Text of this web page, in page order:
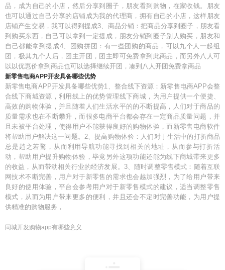
品，成为自己的小店，然后分享到圈子，朋友看到购物，在家收钱。朋友
也可以通过自己分享的店铺成为我的代理商，拥有自己的小店，这样朋友
店铺产生交易，我可以得到提成3、商品分销：把商品分享到圈子，朋友看
到购买东西，自己可以拿到一定提成，朋友分销到圈子别人购买，朋友和
自己都能拿到提成4、团购拼团：有一些团购的商品，可以九个人一起组
团，极其九个人后，团主开团，团主即可免费拿到此商品，而另外八人可
以以优惠价拿到商品也可以选择继续开团，凑到八人开团免费拿商品
新零售电商APP开发具备哪些优势
新零售电商APP开发具备哪些优势1、整合线下资源：新零售电商APP会整
合线下商城资源，利用线上的优势管理线下商城，为用户提供一个便捷、
高效的购物体验，并且随着人们生活水平的的不断提高，人们对于商品的
质量需求也在不断攀升，而很多电商平台都会存在一定商品质量问题，并
且未被平台处理，使得用户不能获得良好的购物体验，而新零售电商软件
将帮助用户解决这一问题。2、提高购物体验：人们对于生活中的打折商品
总是趋之若鹜，从而利用导航功能寻找到相关的地址，从而参与打折活
动，帮助用户提升购物体验，毕竟另外这项功能还能为线下商城带来更多
的收益，从而带动相关行业的经济发展。3、随时调整零售模式：随着互联
网技术不断完善，用户对于新零售的需求也会越加强烈，为了给用户带来
良好的使用体验，平台会参考用户对于新零售模式的建议，适当调整零售
模式，从而为用户带来更多的便利，并且还会不定时完善功能，为用户提
供精准的购物服务，
同城开发购物app有哪些意义